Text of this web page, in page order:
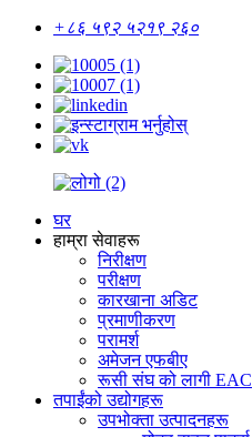
+८६ ५९२ ५२१९ २६०
घर
हाम्रा सेवाहरू
निरीक्षण
परीक्षण
कारखाना अडिट
प्रमाणीकरण
परामर्श
अमेजन एफबीए
रूसी संघ को लागी EAC
तपाईंको उद्योगहरू
उपभोक्ता उत्पादनहरू